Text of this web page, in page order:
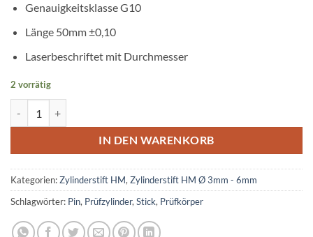
Genauigkeitsklasse G10
Länge 50mm ±0,10
Laserbeschriftet mit Durchmesser
2 vorrätig
IN DEN WARENKORB
Kategorien:Zylinderstift HM, Zylinderstift HM Ø 3mm - 6mm
Schlagwörter: Pin, Prüfzylinder, Stick, Prüfkörper